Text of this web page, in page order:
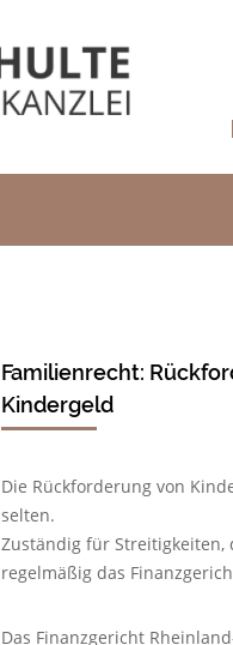
Familienrecht:
Kindergeld
Die Rückforderung von
selten.
Zuständig für
regelmäßig das
Das Finanzgericht